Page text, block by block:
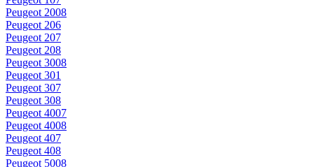
Peugeot 2008
Peugeot 206
Peugeot 207
Peugeot 208
Peugeot 3008
Peugeot 301
Peugeot 307
Peugeot 308
Peugeot 4007
Peugeot 4008
Peugeot 407
Peugeot 408
Peugeot 5008